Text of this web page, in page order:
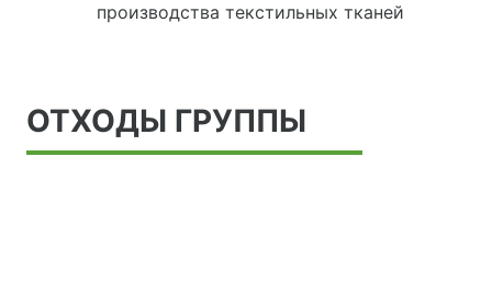
производства текстильных тканей
ОТХОДЫ ГРУППЫ